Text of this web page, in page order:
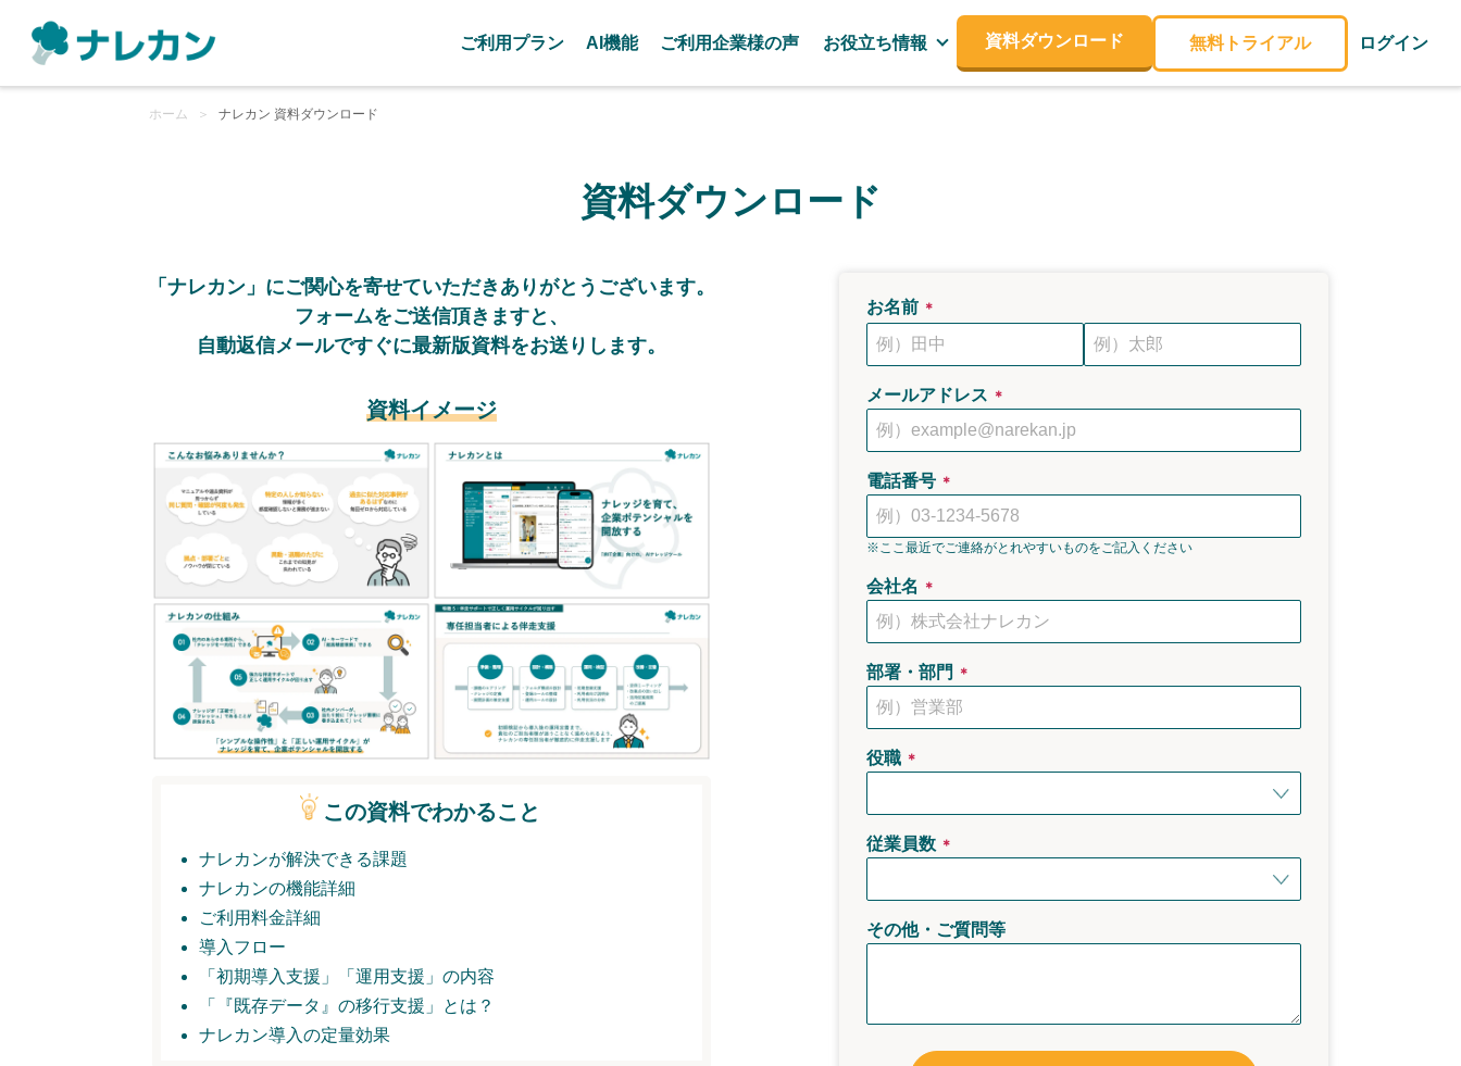
ご利用プラン AI機能 ご利用企業様の声 お役立ち情報 資料ダウンロード 無料トライアル ログイン
ホーム ＞ ナレカン 資料ダウンロード
資料ダウンロード
「ナレカン」にご関心を寄せていただき ありがとうございます。
フォームをご送信頂きますと、
自動返信メールですぐに最新版資料をお送りします。
資料イメージ
この資料でわかること
ナレカンが解決できる課題
ナレカンの機能詳細
ご利用料金詳細
導入フロー
「初期導入支援」
「運用支援」の内容
「『既存データ』の移行支援」とは？
ナレカン導入の定量効果
お名前 ＊
メールアドレス ＊
電話番号 ＊
※ここ最近でご連絡がとれやすいものをご記入ください
会社名 ＊
部署・部門 ＊
役職 ＊
従業員数 ＊
その他・ご質問等